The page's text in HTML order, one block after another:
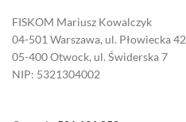
FISKOM Mariusz Kowalczyk
04-501 Warszawa, ul. Płowiecka 42
05-400 Otwock, ul. Świderska 7
NIP: 5321304002